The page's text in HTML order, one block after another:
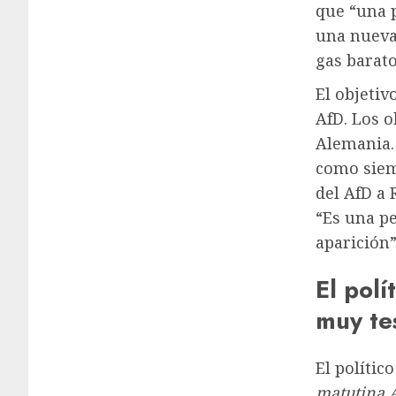
que “una
una
gas
El
AfD. Los
como
del AfD a
“Es una
El
muy
El